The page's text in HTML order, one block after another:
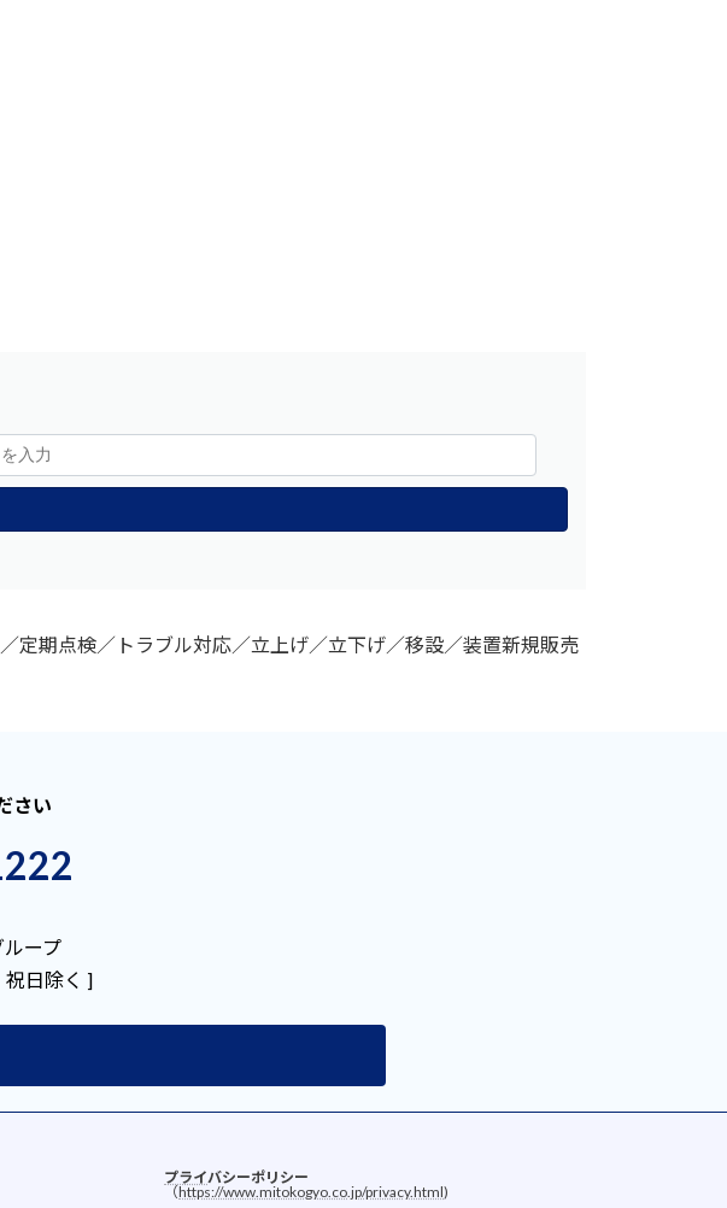
定期点検／トラブル対応／立上げ／立下げ／移設／装置新規販売
さい
ープ
祝日除く ]
プライバシーポリシー
（https://www.mitokogyo.co.jp/privacy.html)